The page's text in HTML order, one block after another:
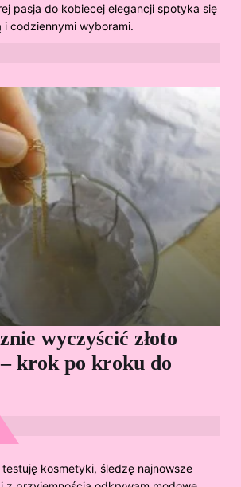
pasja do kobiecej elegancji spotyka się
codziennymi wyborami.
wyczyścić złoto
krok po kroku do
kosmetyki, śledzę najnowsze